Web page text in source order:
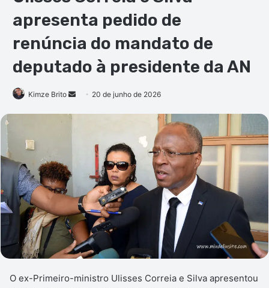
apresenta pedido de
renúncia do mandato de
deputado à presidente da AN
Kimze Brito
Mande20 de junho de 2026
O ex-Primeiro-ministro Ulisses Correia e Silva apresentou